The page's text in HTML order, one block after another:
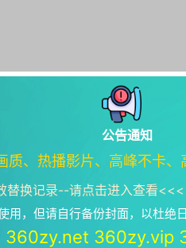
公告通知
质、热播影片、高峰不卡
替换记录--请点击进入查看<<<
用，但请自行备份封面，以杜绝
360zy.net 360zy.vip